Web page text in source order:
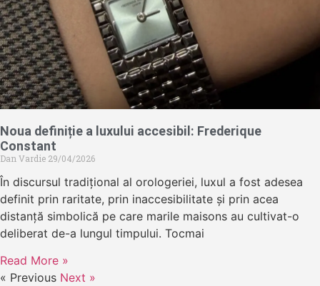
Noua definiție a luxului accesibil: Frederique
Constant
Dan Vardie 29/04/2026
În discursul tradițional al orologeriei, luxul a fost adesea
definit prin raritate, prin inaccesibilitate și prin acea
distanță simbolică pe care marile maisons au cultivat-o
deliberat de-a lungul timpului. Tocmai
Read More »
« Previous Next »